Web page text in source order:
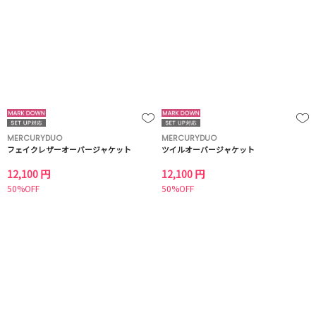
MERCURYDUO
フェイクレザーオーバージャケット
12,100 円
50%OFF
MERCURYDUO
ツイルオーバージャケット
12,100 円
50%OFF